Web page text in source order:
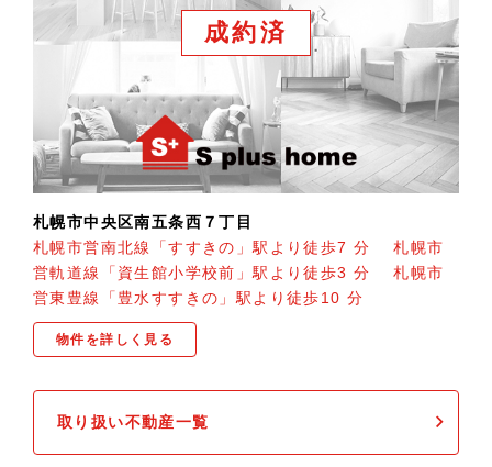
成約済
札幌市中央区南五条西７丁目
札幌市営南北線「すすきの」駅より徒歩7 分 札幌市
営軌道線「資生館小学校前」駅より徒歩3 分 札幌市
営東豊線「豊水すすきの」駅より徒歩10 分
物件を詳しく見る
取り扱い不動産一覧